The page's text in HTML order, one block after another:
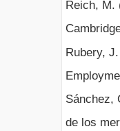
Reich, M.
Rubery,
Sánchez,
de los